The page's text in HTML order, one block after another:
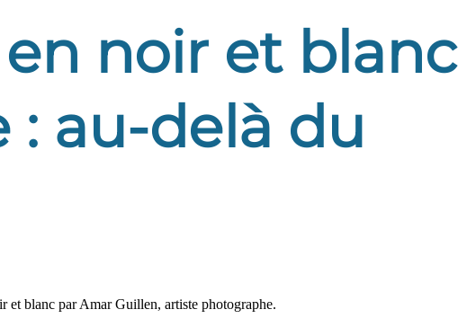
noir et blanc
: au-delà du